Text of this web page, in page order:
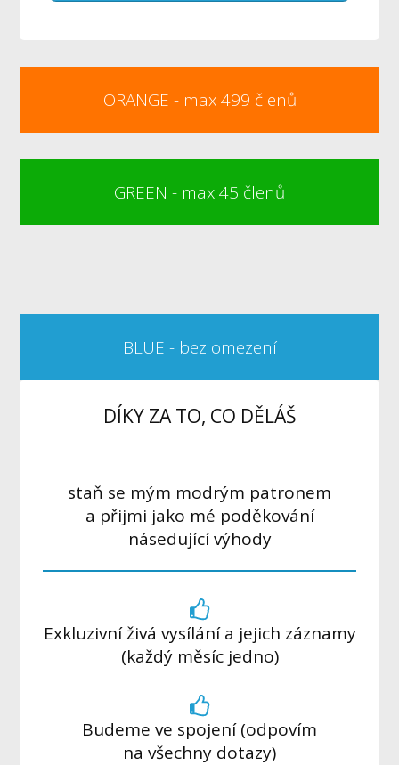
ORANGE - max 499 členů
GREEN - max 45 členů
BLUE - bez omezení
DÍKY ZA TO, CO DĚLÁŠ
staň se mým modrým patronem
a přijmi jako mé poděkování
násedující výhody
Exkluzivní živá vysílání a jejich záznamy
(každý měsíc jedno)
Budeme ve spojení (odpovím
na všechny dotazy)